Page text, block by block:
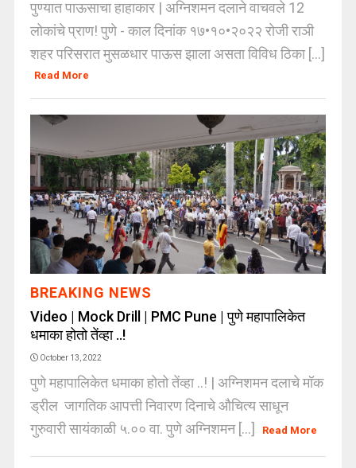
पुण्यात पाऊसाचा हाहाकार | अग्निशमन दलाने वाचवले 12
लोकांचे प्राण! पुणे - काल दिनांक १७•१०•२०२२ रोजी राञी
शहर परिसरात मुसळधार पाऊस झाला असता विविध ठिका [...]
Read More
BREAKING NEWS
Video | Mock Drill | PMC Pune | पुणे महापालिकेत
धमाका होतो तेंव्हा ..!
October 13, 2022
पुणे महापालिकेत धमाका होतो तेंव्हा ..! | अग्निशमन दलाचे मॉक
ड्रील जागतिक आपत्ती निवारण दिनाचे औचित्य साधून
गुरुवारी सायंकाळी ५.०० वा. पुणे अग्निशमन [...]
Read More